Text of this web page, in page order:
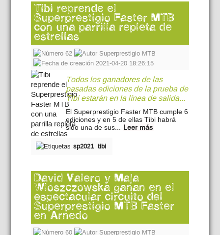
Tibi reprende el
Superprestigio Faster MTB
con una parrilla repleta de
estrellas
62
Superprestigio MTB
2021-04-20 18:26:15
Todos los ganadores de las
pasadas ediciones de la prueba de
Tibi estarán en la línea de salida...
El Superprestigio Faster MTB cumple 6
ediciones y en 5 de ellas Tibi habrá
sido una de sus... Leer más
sp2021 tibi
David Valero y Maja
Wloszczowska ganan en el
espectacular circuito del
Superprestigio MTB Faster
en Arnedo
60
Superprestigio MTB